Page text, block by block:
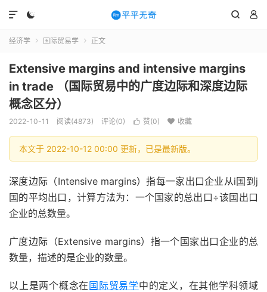
  

经济学  国际贸易学  正文
Extensive margins and intensive margins
in trade （国际贸易中的广度边际和深度边际
概念区分）
2022-10-11 阅读(4873) 评论(0)  赞(0)  收藏
本文于 2022-10-12 00:00 更新，已是最新版。
深度边际（Intensive margins）指每一家出口企业从i国到j
国的平均出口，计算方法为：一个国家的总出口÷该国出口
企业的总数量。
广度边际（Extensive margins）指一个国家出口企业的总
数量，描述的是企业的数量。
以上是两个概念在 国际贸易学中的定义，在其他学科领域